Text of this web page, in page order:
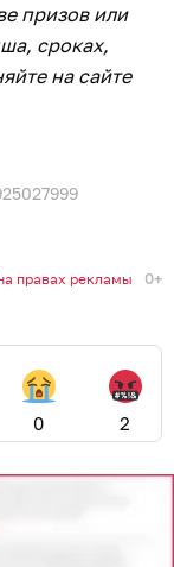
призов или
сроках,
на сайте
правах рекламы 0+
0 2